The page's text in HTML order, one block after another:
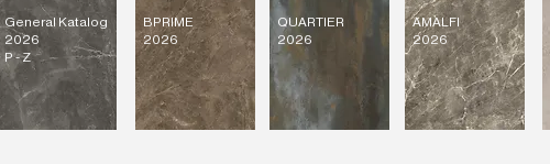
General Katalog
2026
P - Z
AMALFI
2026
QUARTIER
2026
BPRIME
2026